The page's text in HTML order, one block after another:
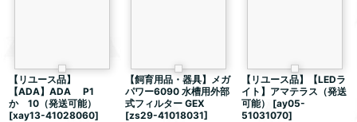
【リユース品】
【ADA】ADA P1
か 10（発送可能）
[xay13-41028060]
【飼育用品・器具】メガ
パワー6090 水槽用外部
式フィルター GEX
[zs29-41018031]
【リユース品】【LEDラ
イト】アマテラス（発送
可能）
[ay05-
51031070]